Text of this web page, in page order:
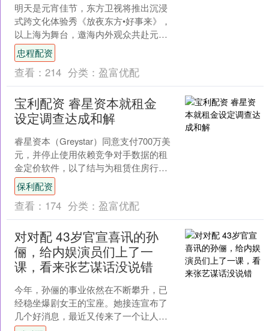
明天是元宵佳节，东方卫视将推出沉浸
式跨文化体验秀《放夜东方•好事来》，
以上海为舞台，邀海内外观众共赴元宵
之约，传递“四海同春、和合共生”的美好
祈愿，让团圆温情跨....
忠程配资
查看： 214 分类： 盈富优配
宝利配资 睿星资本就租金
设定调查达成和解
睿星资本（Greystar）同意支付700万美
元，并停止使用依赖竞争对手数据的租
金定价软件，以了结与为租赁住房行业
提供按需定制软件及软件相关解决方案
的公司Rea....
保利配资
查看： 174 分类： 盈富优配
对对配 43岁官宣喜讯的孙
俪，给内娱演员们上了一
课，看来张艺谋话没说错
今年，孙俪的事业依然在不断攀升，已
经稳坐爆剧女王的宝座。她接连宣布了
几个好消息，最近又传来了一个让人兴